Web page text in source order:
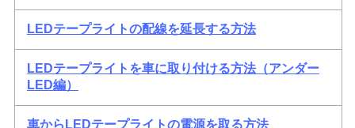
LEDテープライトの配線を延長する方法
LEDテープライトを車に取り付ける方法（アンダー
LED編）
車からLEDテープライトの電源を取る方法